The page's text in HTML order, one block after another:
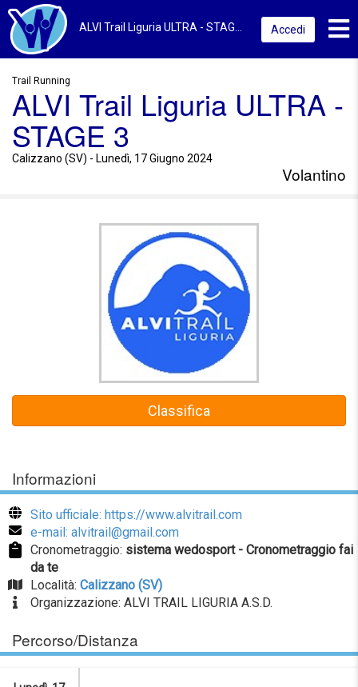
Accedi
Trail Running
ALVI Trail Liguria ULTRA -
STAGE 3
Calizzano (SV) - Lunedì, 17 Giugno 2024
Volantino
Informazioni
Sito ufficiale: https://www.alvitrail.com
e-mail: alvitrail@gmail.com
Cronometraggio: sistema wedosport - Cronometraggio fai
da te
Località: Calizzano (SV)
Organizzazione: ALVI TRAIL LIGURIA A.S.D.
Percorso/Distanza
Classifica